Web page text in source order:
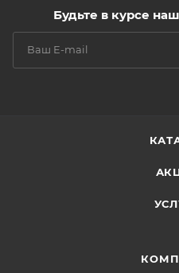
Будьте в курсе